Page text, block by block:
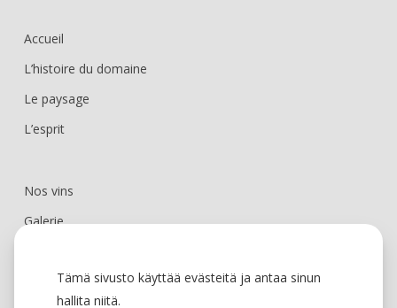
Accueil
L’histoire du domaine
Le paysage
L’esprit
Nos vins
Galerie
ContactTämä sivusto käyttää evästeitä ja antaa sinun
hallita niitä.